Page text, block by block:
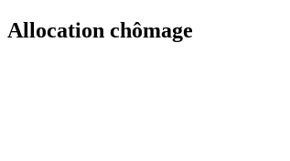
Allocation chômage